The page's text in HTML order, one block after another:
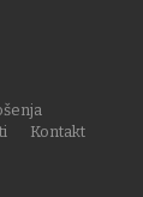
Kontakt